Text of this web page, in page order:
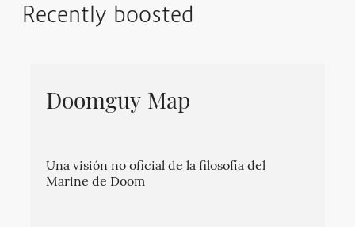
Recently boosted
Doomguy Map
Una visión no oficial de la filosofía del
Marine de Doom